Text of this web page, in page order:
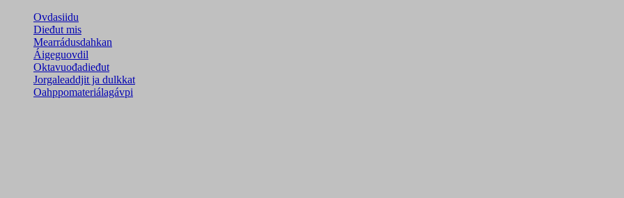
Ovdasiidu
Dieđut mis
Mearrádusdahkan
Áigeguovdil
Oktavuođadieđut
Jorgaleaddjit ja dulkkat
Oahppomateriálagávpi